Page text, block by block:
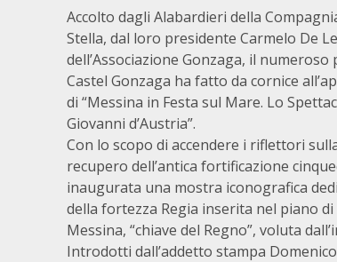
Accolto dagli Alabardieri della
Stella, dal loro presidente Carmelo De
dell’Associazione Gonzaga, il
Castel Gonzaga ha fatto da cornice
di “Messina in Festa sul Mare. Lo
Giovanni d’Austria”.
Con lo scopo di accendere i riflettori
recupero dell’antica fortificazione
inaugurata una mostra iconografica
della fortezza Regia inserita nel piano di
Messina, “chiave del Regno”, voluta
Introdotti dall’addetto stampa